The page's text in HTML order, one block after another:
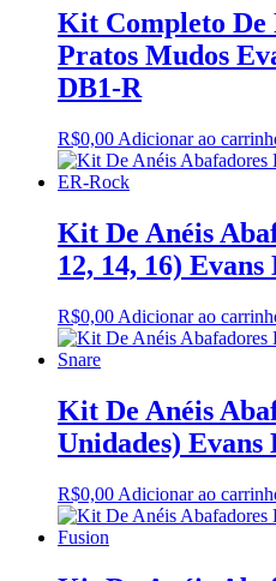
Kit Completo De
Pratos Mudos
DB1-R
R$0,00 Adicionar ao
Kit De Anéis
12, 14, 16)
R$0,00 Adicionar ao
Kit De Anéis
Unidades) Evans
R$0,00 Adicionar ao